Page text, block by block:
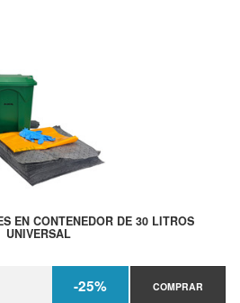
EN CONTENEDOR DE 30 LITROS
UNIVERSAL
-25% COMPRAR